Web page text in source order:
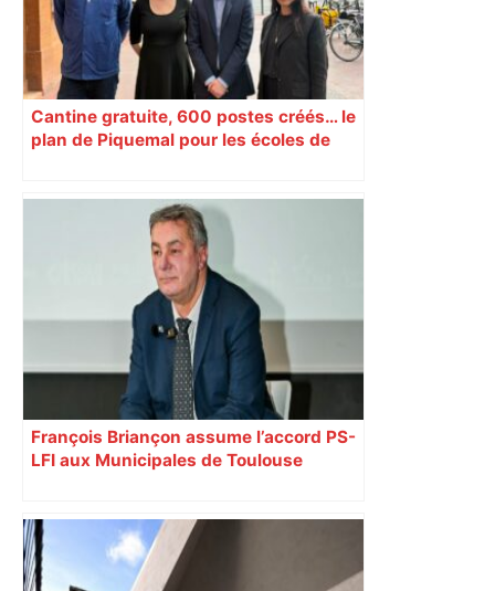
Cantine gratuite, 600 postes créés… le
plan de Piquemal pour les écoles de
François Briançon assume l’accord PS-
LFI aux Municipales de Toulouse